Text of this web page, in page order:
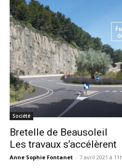
Société
Bretelle de Beausoleil
Les travaux s’accélèrent
Anne Sophie Fontanet - 7 avril 2021 à